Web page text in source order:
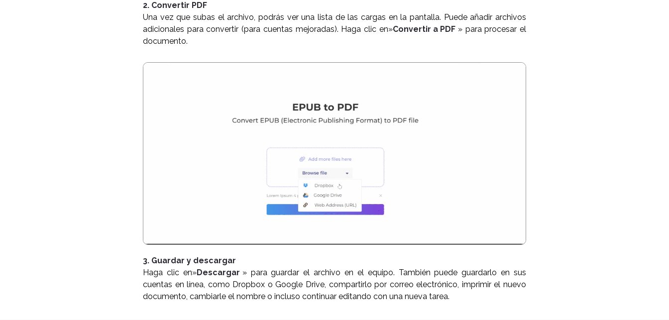
2. Convertir PDF
Una vez que subas el archivo, podrás ver una lista de las cargas en la pantalla. Puede añadir archivos
adicionales para convertir (para cuentas mejoradas). Haga clic en»Convertir a PDF » para procesar el
documento.
3. Guardar y descargar
Haga clic en»Descargar » para guardar el archivo en el equipo. También puede guardarlo en sus
cuentas en línea, como Dropbox o Google Drive, compartirlo por correo electrónico, imprimir el nuevo
documento, cambiarle el nombre o incluso continuar editando con una nueva tarea.